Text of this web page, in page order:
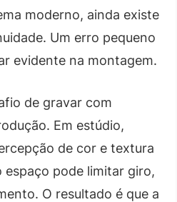
moderno, ainda existe
Um erro pequeno
evidente na montagem.
de gravar com
Em estúdio,
de cor e textura
pode limitar giro,
O resultado é que a